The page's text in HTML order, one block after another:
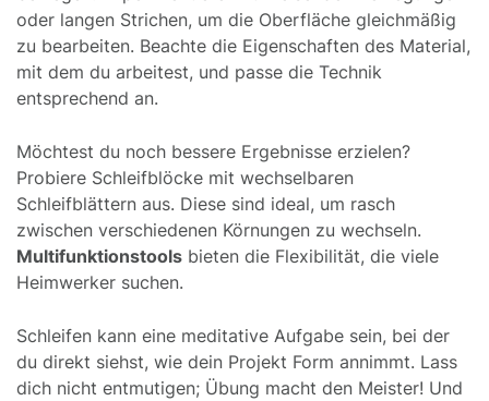
oder langen Strichen, um die Oberfläche gleichmäßig
zu bearbeiten. Beachte die Eigenschaften des Material,
mit dem du arbeitest, und passe die Technik
entsprechend an.
Möchtest du noch bessere Ergebnisse erzielen?
Probiere Schleifblöcke mit wechselbaren
Schleifblättern aus. Diese sind ideal, um rasch
zwischen verschiedenen Körnungen zu wechseln.
Multifunktionstools bieten die Flexibilität, die viele
Heimwerker suchen.
Schleifen kann eine meditative Aufgabe sein, bei der
du direkt siehst, wie dein Projekt Form annimmt. Lass
dich nicht entmutigen; Übung macht den Meister! Und